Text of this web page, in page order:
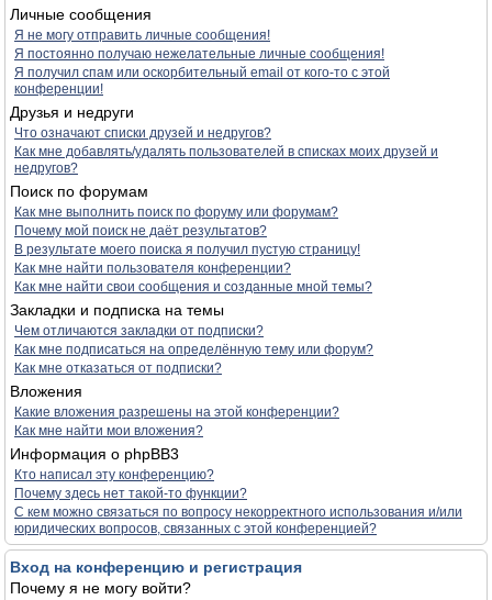
Личные сообщения
Я не могу отправить личные сообщения!
Я постоянно получаю нежелательные личные сообщения!
Я получил спам или оскорбительный email от кого-то с этой
конференции!
Друзья и недруги
Что означают списки друзей и недругов?
Как мне добавлять/удалять пользователей в списках моих друзей и
недругов?
Поиск по форумам
Как мне выполнить поиск по форуму или форумам?
Почему мой поиск не даёт результатов?
В результате моего поиска я получил пустую страницу!
Как мне найти пользователя конференции?
Как мне найти свои сообщения и созданные мной темы?
Закладки и подписка на темы
Чем отличаются закладки от подписки?
Как мне подписаться на определённую тему или форум?
Как мне отказаться от подписки?
Вложения
Какие вложения разрешены на этой конференции?
Как мне найти мои вложения?
Информация о phpBB3
Кто написал эту конференцию?
Почему здесь нет такой-то функции?
С кем можно связаться по вопросу некорректного использования и/или
юридических вопросов, связанных с этой конференцией?
Вход на конференцию и регистрация
Почему я не могу войти?